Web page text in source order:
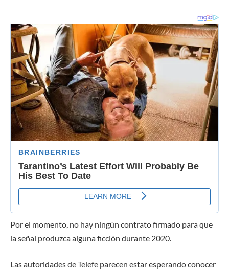
Por el momento, no hay ningún contrato firmado para que
la señal produzca alguna ficción durante 2020.
Las autoridades de Telefe parecen estar esperando conocer